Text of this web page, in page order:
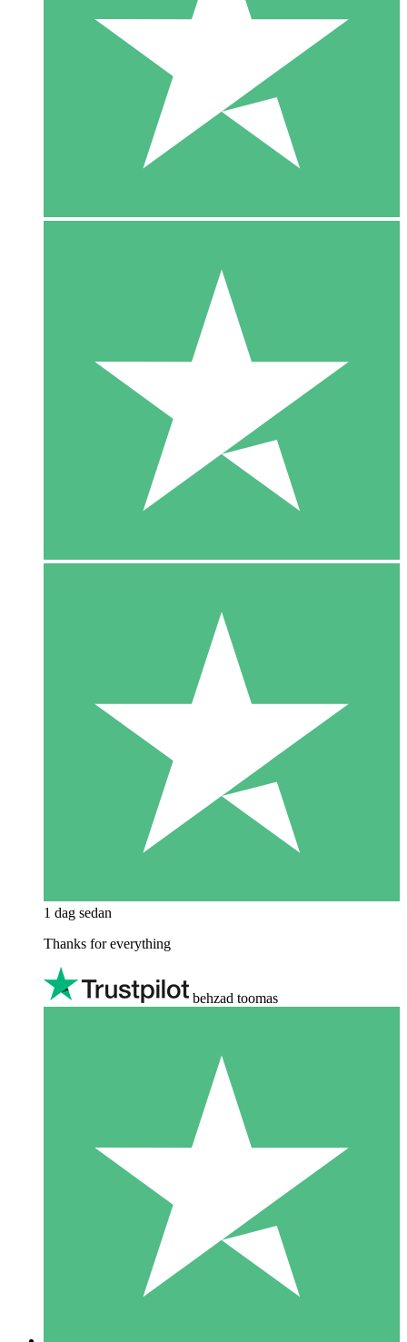
1 dag sedan
Thanks for everything
behzad toomas